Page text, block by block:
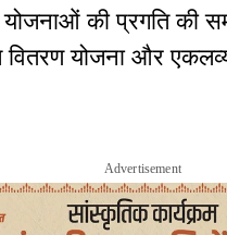
योजनाओं की प्रगति की
योजना और एकलव्य
Advertisement